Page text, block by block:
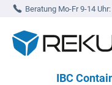
Zur
Beratung Mo-Fr 9-14 Uhr:
IBC